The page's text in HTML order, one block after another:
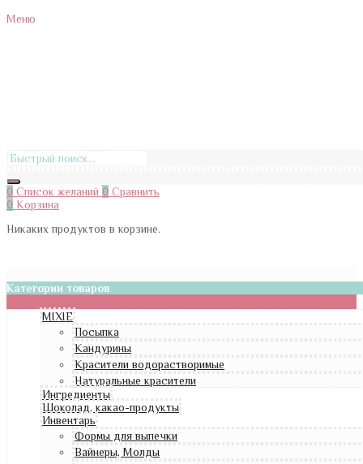
Меню
0 Список желаний 0 Сравнить
0 Корзина
Никаких продуктов в корзине.
Категории товаров
MIXIE
Посыпка
Кандурины
Красители водорастворимые
Натуральные красители
Ингредиенты
Шоколад, какао-продукты
Инвентарь
Формы для выпечки
Вайнеры, Молды